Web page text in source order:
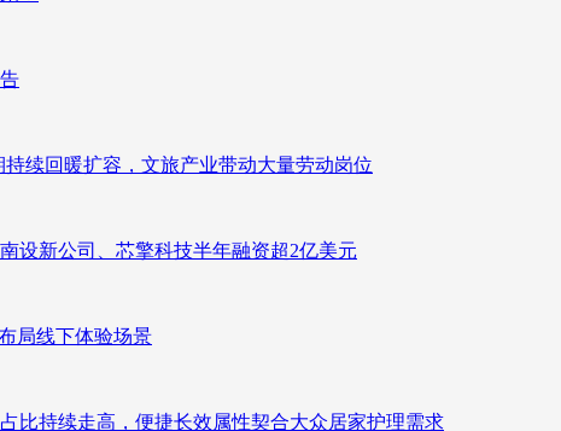
续回暖扩容，文旅产业带动大量劳动岗位
设新公司、芯擎科技半年融资超2亿美元
局线下体验场景
比持续走高，便捷长效属性契合大众居家护理需求